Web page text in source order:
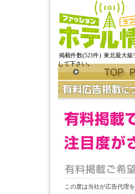
掲載件数(521件) 東北最大級
して下さい｡
この度は当社が広告代理